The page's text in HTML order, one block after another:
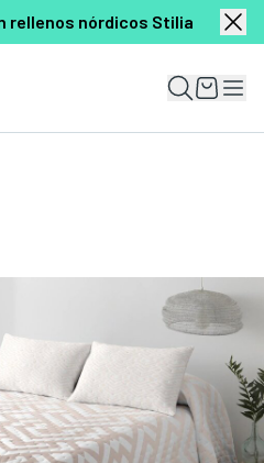
rellenos nórdicos Stilia